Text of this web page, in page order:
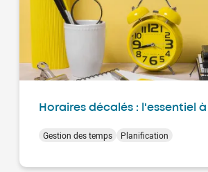
Horaires décalés : l'essentiel
Gestion des temps Planification